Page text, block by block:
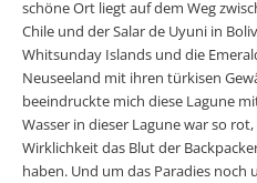
schöne Ort liegt auf dem Weg
Chile und der Salar de Uyuni in
Whitsunday Islands und die
Neuseeland mit ihren türkisen
beeindruckte mich diese Lagune
Wasser in dieser Lagune war so
Wirklichkeit das Blut der
haben. Und um das Paradies noch